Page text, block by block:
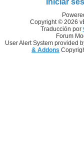
Iniciar
Copyright © 2026
Traducción por
Forum
User Alert System provided
& Addons